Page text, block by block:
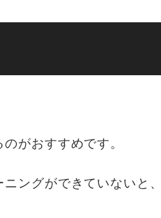
がおすすめです。
ングができていないと、